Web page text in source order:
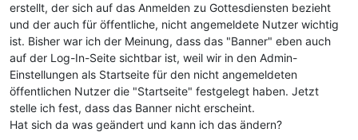
erstellt, der sich auf das Anmelden zu Gottesdiensten bezieht
und der auch für öffentliche, nicht angemeldete Nutzer wichtig
ist. Bisher war ich der Meinung, dass das "Banner" eben auch
auf der Log-In-Seite sichtbar ist, weil wir in den Admin-
Einstellungen als Startseite für den nicht angemeldeten
öffentlichen Nutzer die "Startseite" festgelegt haben. Jetzt
stelle ich fest, dass das Banner nicht erscheint.
Hat sich da was geändert und kann ich das ändern?